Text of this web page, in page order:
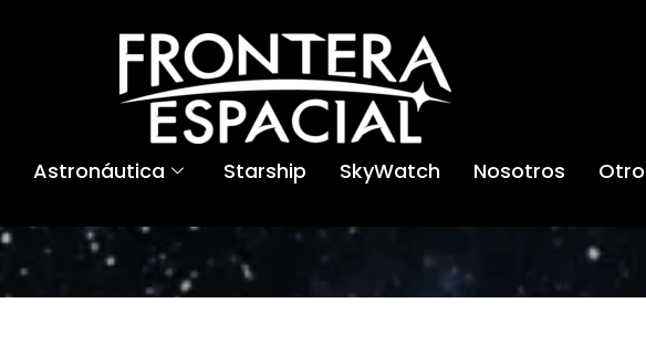
Astronáutica Starship SkyWatch Nosotros